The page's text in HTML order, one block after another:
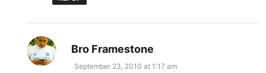
Bro Framestone
September 23, 2010 at 1:17 am